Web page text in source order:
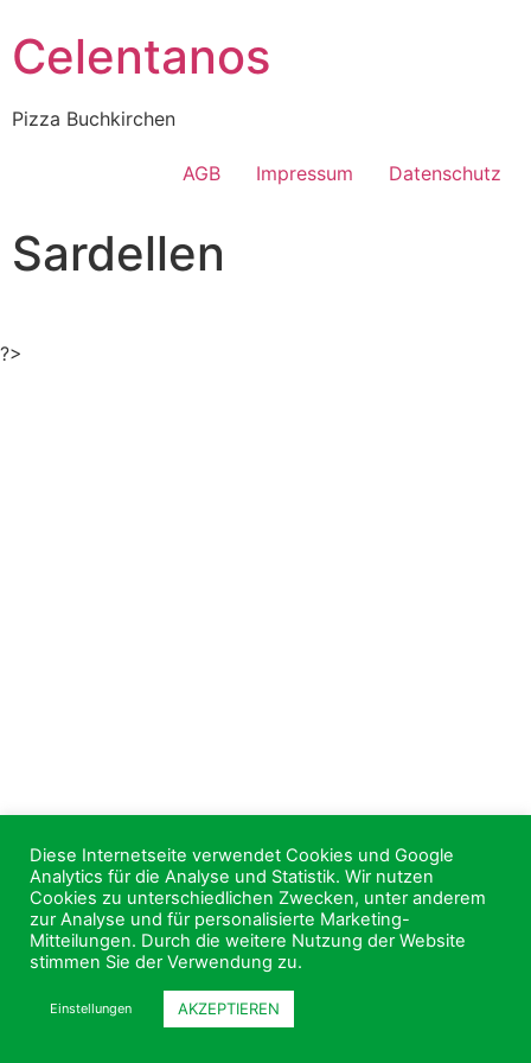
Celentanos
Pizza Buchkirchen
AGB Impressum Datenschutz
Sardellen
Diese Internetseite verwendet Cookies und Google
Analytics für die Analyse und Statistik. Wir nutzen
Cookies zu unterschiedlichen Zwecken, unter anderem
zur Analyse und für personalisierte Marketing-
Mitteilungen. Durch die weitere Nutzung der Website
stimmen Sie der Verwendung zu.
Einstellungen AKZEPTIEREN
?>